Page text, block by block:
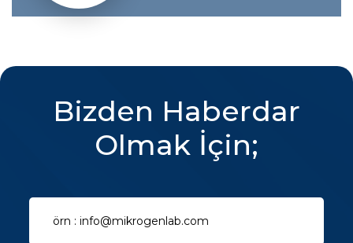
Bizden Haberdar
Olmak İçin;